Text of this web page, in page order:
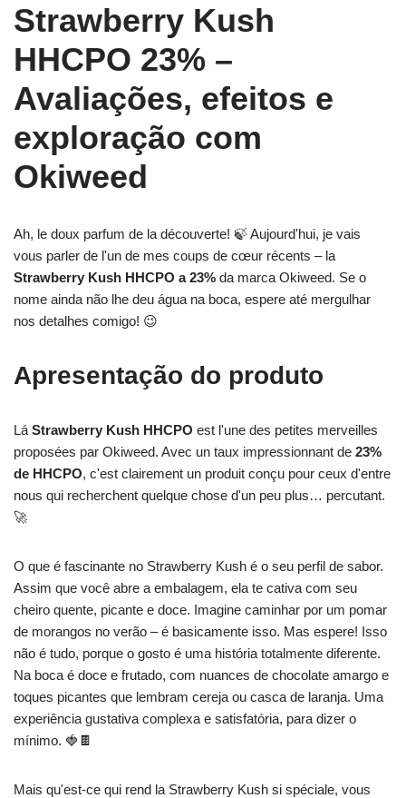
Strawberry Kush
HHCPO 23% –
Avaliações, efeitos e
exploração com
Okiweed
Ah, le doux parfum de la découverte! 🍃 Aujourd'hui, je vais
vous parler de l'un de mes coups de cœur récents – la
Strawberry Kush HHCPO a 23% da marca Okiweed. Se o
nome ainda não lhe deu água na boca, espere até mergulhar
nos detalhes comigo! 😉
Apresentação do produto
Lá Strawberry Kush HHCPO est l'une des petites merveilles
proposées par Okiweed. Avec un taux impressionnant de 23%
de HHCPO, c'est clairement un produit conçu pour ceux d'entre
nous qui recherchent quelque chose d'un peu plus… percutant.
🚀
O que é fascinante no Strawberry Kush é o seu perfil de sabor.
Assim que você abre a embalagem, ela te cativa com seu
cheiro quente, picante e doce. Imagine caminhar por um pomar
de morangos no verão – é basicamente isso. Mas espere! Isso
não é tudo, porque o gosto é uma história totalmente diferente.
Na boca é doce e frutado, com nuances de chocolate amargo e
toques picantes que lembram cereja ou casca de laranja. Uma
experiência gustativa complexa e satisfatória, para dizer o
mínimo. 🍓🍫
Mais qu'est-ce qui rend la Strawberry Kush si spéciale, vous